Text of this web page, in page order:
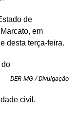
de
em
desta terça-feira.
DER-MG / Divulgação
do
civil.